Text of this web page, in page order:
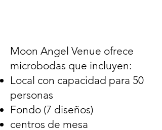
Moon Angel Venue ofrece
microbodas que incluyen:
Local con capacidad para 50
personas
Fondo (7 diseños)
centros de mesa